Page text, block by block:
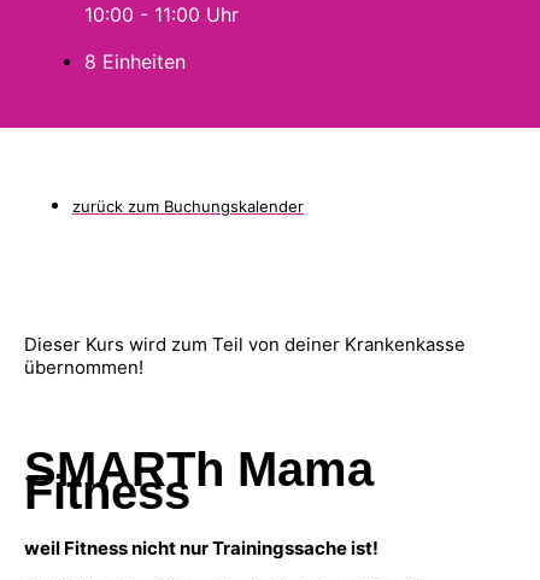
10:00 - 11:00
8 Einheiten
zurück zum Buchungskalender
Dieser Kurs wird zum Teil von deiner Krankenkasse
übernommen!
SMARTh Mama
Fitness
weil Fitness nicht nur Trainingssache ist!